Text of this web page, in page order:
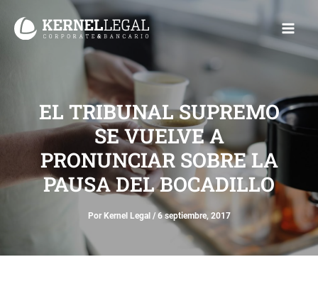
EL TRIBUNAL SUPREMO
SE VUELVE A
PRONUNCIAR SOBRE LA
PAUSA DEL BOCADILLO
Por Kernel Legal / 6 septiembre, 2017